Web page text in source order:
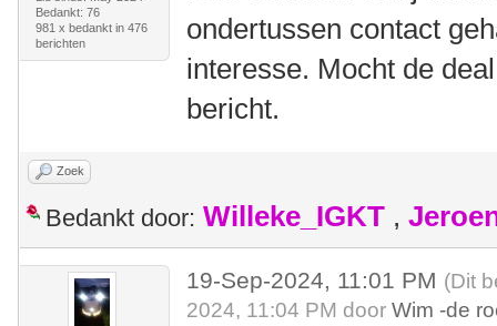
Bedankt: 76
981 x bedankt in 476
berichten
ondertussen contact
interesse. Mocht de
bericht.
Zoek
Bedankt door: Willeke_IGKT ,
19-Sep-2024, 11:01 PM (Dit
2024, 11:04 PM doorWim -de